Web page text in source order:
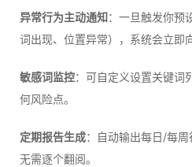
异常行为主动通知：一旦触发你预
词出现、位置异常），系统会立即
敏感词监控：可自定义设置关键词
何风险点。
定期报告生成：自动输出每日/每周
无需逐个翻阅。